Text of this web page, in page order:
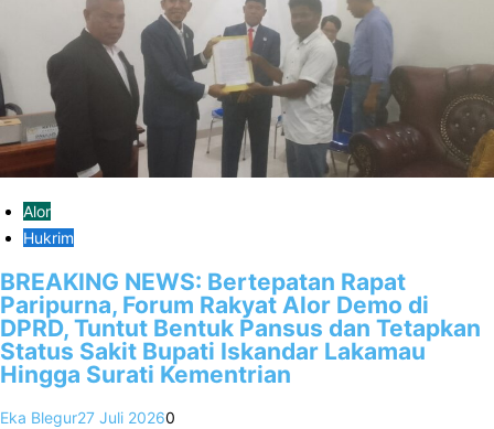
Alor
Hukrim
BREAKING NEWS: Bertepatan Rapat
Paripurna, Forum Rakyat Alor Demo di
DPRD, Tuntut Bentuk Pansus dan Tetapkan
Status Sakit Bupati Iskandar Lakamau
Hingga Surati Kementrian
Eka Blegur27 Juli 20260